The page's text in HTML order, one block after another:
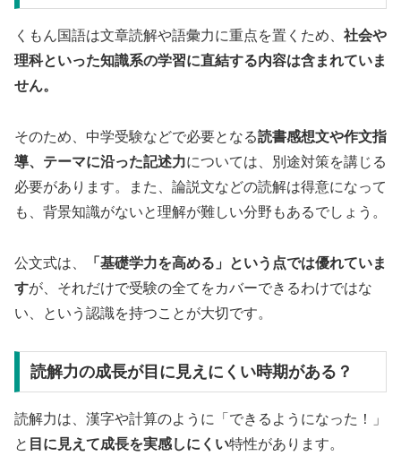
くもん国語は文章読解や語彙力に重点を置くため、 社会や
理科といった知識系の学習に直結する内容は含まれていま
せん。
そのため、中学受験などで必要となる読書感想文や作文指
導、テーマに沿った記述力については、別途対策を講じる
必要があります。また、論説文などの読解は得意になって
も、背景知識がないと理解が難しい分野もあるでしょう。
公文式は、
「基礎学力を高める」という点では優れていま
すが、それだけで受験の全てをカバーできるわけではな
い、という認識を持つことが大切です。
読解力の成長が目に見えにくい時期がある？
読解力は、漢字や計算のように「できるようになった！」
と 目に見えて成長を実感しにくい特性があります。